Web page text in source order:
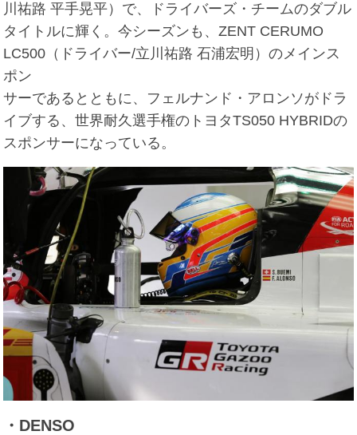
川祐路 平手晃平）で、ドライバーズ・チームのダブル
タイトルに輝く。今シーズンも、ZENT CERUMO
LC500（ドライバー/立川祐路 石浦宏明）のメインス
ポン
サーであるとともに、フェルナンド・アロンソがドラ
イブする、世界耐久選手権のトヨタTS050 HYBRIDの
スポンサーになっている。
・DENSO